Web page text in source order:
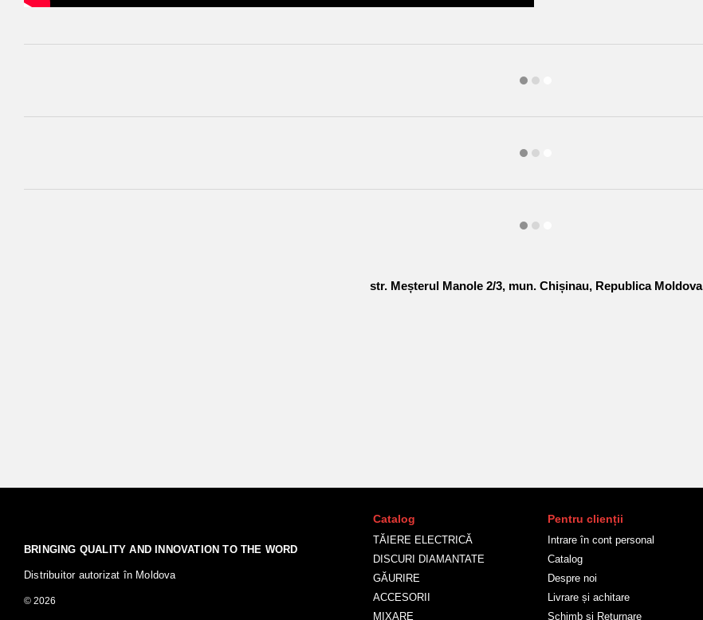
str. Meșterul Manole 2/3, mun. Chișinau, Republica Moldova
BRINGING QUALITY AND INNOVATION TO THE WORD
Distribuitor autorizat în Moldova
© 2026
Catalog
TĂIERE ELECTRICĂ
DISCURI DIAMANTATE
GĂURIRE
ACCESORII
MIXARE
Pentru clienții
Intrare în cont personal
Catalog
Despre noi
Livrare și achitare
Schimb și Returnare